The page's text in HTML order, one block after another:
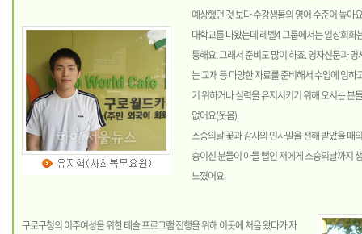
예상했던 것 보다 수강생들의 영어 수준이 높아
대학교를 나왔는데 레벨4 그룹에서는 일상회화
통해요. 그래서 준비도 많이 하죠. 영자신문과
는 교재 등 다양한 자료를 준비해서 수업에 임하
기 위하거나 실력을 유지시키기 위해 오시는 분
없어요(웃음).
스승의날 꽃과 감사의 인사말을 전해 받았을 때
승이신 분들이 아들 뻘인 저에게 스승의날까지
느꼈어요.
구로구청의 이주여성을 위한 테솔 프로그램 진행을 위해 이곳에 처음 왔다가 자